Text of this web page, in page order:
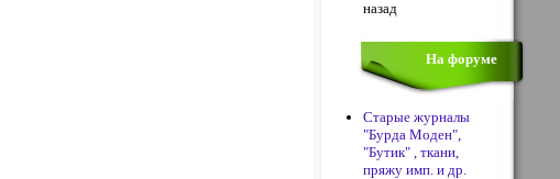
назад
На форуме
Старые журналы
"Бурда Моден",
"Бутик" , ткани,
пряжу имп. и др.